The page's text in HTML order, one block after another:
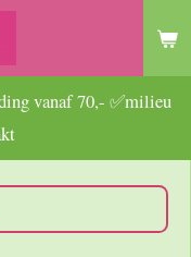
vanaf 70,- ✅milieu